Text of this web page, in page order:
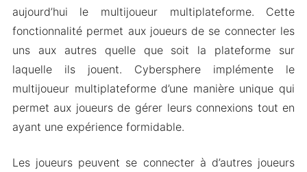
aujourd’hui le multijoueur multiplateforme. Cette
fonctionnalité permet aux joueurs de se connecter les
uns aux autres quelle que soit la plateforme sur
laquelle ils jouent. Cybersphere implémente le
multijoueur multiplateforme d’une manière unique qui
permet aux joueurs de gérer leurs connexions tout en
ayant une expérience formidable.
Les joueurs peuvent se connecter à d’autres joueurs